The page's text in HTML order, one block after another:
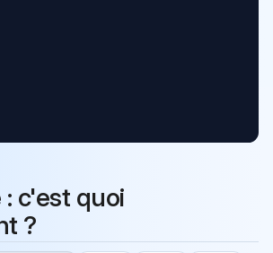
: c'est quoi
?